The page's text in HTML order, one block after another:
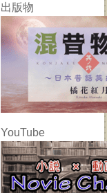
出版物
YouTube